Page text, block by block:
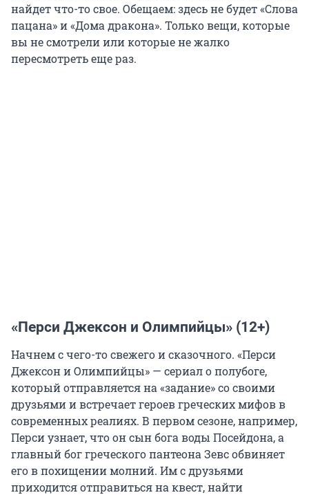
найдет что-то свое. Обещаем: здесь не будет «Слова
пацана» и «Дома дракона». Только вещи, которые
вы не смотрели или которые не жалко
пересмотреть еще раз.
«Перси Джексон и Олимпийцы» (12+)
Начнем с чего-то свежего и сказочного. «Перси
Джексон и Олимпийцы» — сериал о полубоге,
который отправляется на «задание» со своими
друзьями и встречает героев греческих мифов в
современных реалиях. В первом сезоне, например,
Перси узнает, что он сын бога воды Посейдона, а
главный бог греческого пантеона Зевс обвиняет
его в похищении молний. Им с друзьями
приходится отправиться на квест, найти